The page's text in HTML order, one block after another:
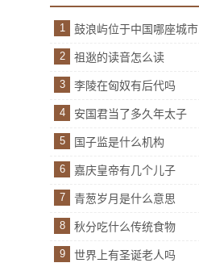
1 鼓浪屿位于中国哪座城市
2 祖逖的读音怎么读
3 李陵在匈奴有后代吗
4 安国君当了多久年太子
5 国子监是什么机构
6 嘉庆皇帝有几个儿子
7 青葱岁月是什么意思
8 秋分吃什么传统食物
9 世界上有圣诞老人吗